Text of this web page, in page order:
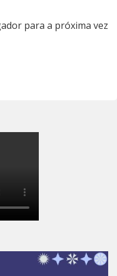
para a próxima vez